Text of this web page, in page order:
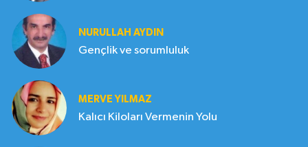
NURULLAH AYDIN
Gençlik ve sorumluluk
MERVE YILMAZ
Kalıcı Kiloları Vermenin Yolu